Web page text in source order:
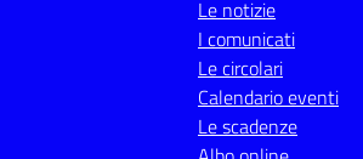
Le notizie
I comunicati
Le circolari
Calendario eventi
Le scadenze